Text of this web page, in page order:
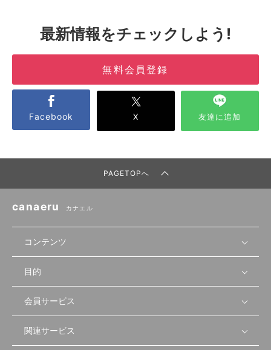
最新情報をチェックしよう!
無料会員登録
Facebook X 友達に追加
PAGETOPへ
canaeru カナエル
コンテンツ
無料開業相談
セミナー情報
セミナー動画
物件を探す
首都圏
先輩開業者の声
目的
店舗運営
物件
会員サービス
会員登録
関連サービス